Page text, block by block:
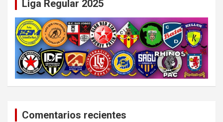
Liga Regular 2025
Comentarios recientes